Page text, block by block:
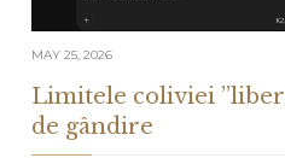
Comments
MAY 25, 2026
Limitele coliviei
de gândire